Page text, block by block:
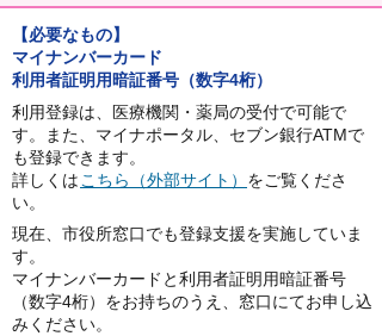
【必要なもの】
マイナンバーカード
利用者証明用暗証番号（数字4桁）
利用登録は、医療機関・薬局の受付で可能で
す。また、マイナポータル、セブン銀行ATMで
も登録できます。
詳しくは こちら（外部サイト） をご覧くださ
い。
現在、市役所窓口でも登録支援を実施していま
す。
マイナンバーカードと利用者証明用暗証番号
（数字4桁）をお持ちのうえ、窓口にてお申し込
みください。